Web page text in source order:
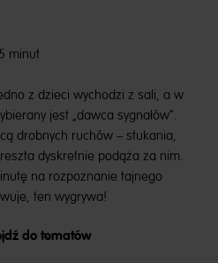
minut
z dzieci wychodzi z sali, a w
jest „dawca sygnałów”.
drobnych ruchów – stukania,
dyskretnie podąża za nim.
na rozpoznanie tajnego
ten wygrywa!
do tematów